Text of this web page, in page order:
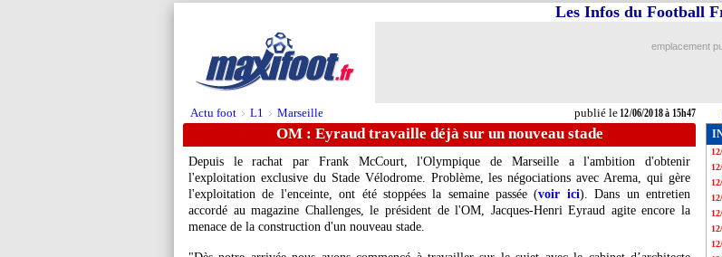
Actu foot > L1 > Marseille publié le12/06/2018 à 15h47
Les Infos du Football
emplacement
OM : Eyraud travaille déjà sur un nouveau stade
Depuis le rachat par Frank McCourt, l'Olympique de Marseille a l'ambition d'obtenir
l'exploitation exclusive du Stade Vélodrome. Problème, les négociations avec Arema, qui gère
l'exploitation de l'enceinte, ont été stoppées la semaine passée (voir ici). Dans un entretien
accordé au magazine Challenges, le président de l'OM, Jacques-Henri Eyraud agite encore la
menace de la construction d'un nouveau stade.